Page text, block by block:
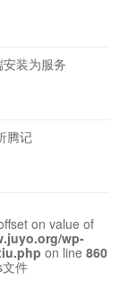
装为服务
腾记
on value of
wp-
on line 860
件